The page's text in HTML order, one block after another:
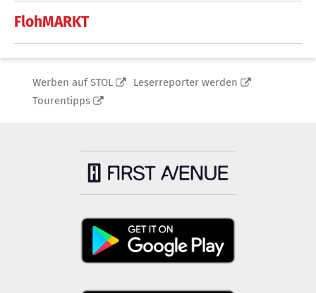
FlohMARKT
Werben auf STOL
Leserreporter werden
Tourentipps